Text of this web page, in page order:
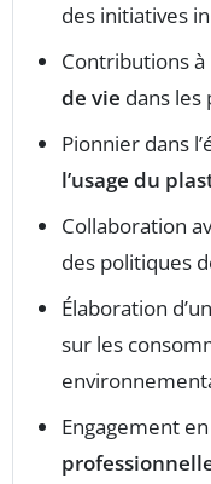
des initiatives
Contributions à
de vie dans les
Pionnier dans
l’usage du
Collaboration
des politiques
Élaboration
sur les
Engagement